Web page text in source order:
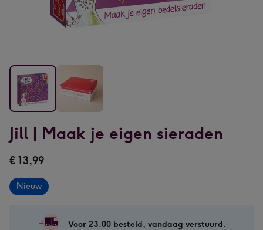
Maak
je
sieraden
|
2
Jill | Maak je eigen sieraden
€ 13,99
Nieuw
Voor 23.00 besteld, vandaag verstuurd.